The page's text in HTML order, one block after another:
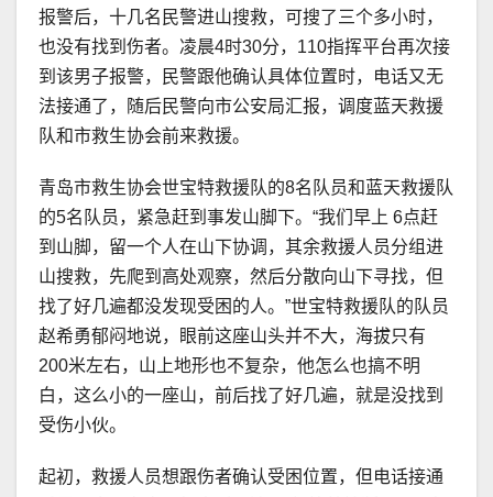
报警后，十几名民警进山搜救，可搜了三个多小时，
也没有找到伤者。凌晨4时30分，110指挥平台再次接
到该男子报警，民警跟他确认具体位置时，电话又无
法接通了，随后民警向市公安局汇报，调度蓝天救援
队和市救生协会前来救援。
青岛市救生协会世宝特救援队的8名队员和蓝天救援队
的5名队员，紧急赶到事发山脚下。“我们早上 6点赶
到山脚，留一个人在山下协调，其余救援人员分组进
山搜救，先爬到高处观察，然后分散向山下寻找，但
找了好几遍都没发现受困的人。”世宝特救援队的队员
赵希勇郁闷地说，眼前这座山头并不大，海拔只有
200米左右，山上地形也不复杂，他怎么也搞不明
白，这么小的一座山，前后找了好几遍，就是没找到
受伤小伙。
起初，救援人员想跟伤者确认受困位置，但电话接通